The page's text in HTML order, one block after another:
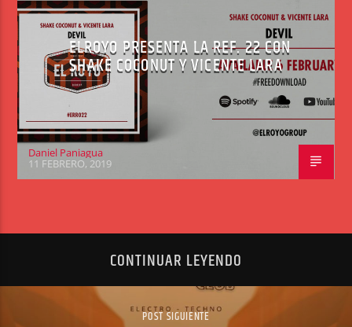
ELROYO PRESENTA LA REF. 22 CON
SHAKE COCONUT Y VICENTE LARA
Daniel Paniagua
11 FEBRERO, 2019
CONTINUAR LEYENDO
POST SIGUIENTE